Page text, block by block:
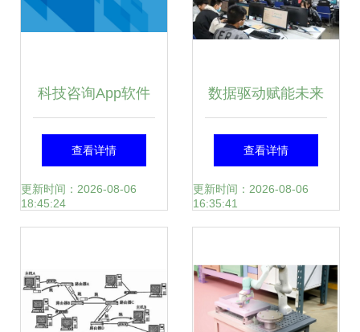
科技咨询App软件
开发的主要功能特
点与数据处理服务
查看详情
更新时间：2026-08-06
18:45:24
数据驱动赋能未来
信号完整性分析大
作业与赛项实践并
查看详情
更新时间：2026-08-06
16:35:41